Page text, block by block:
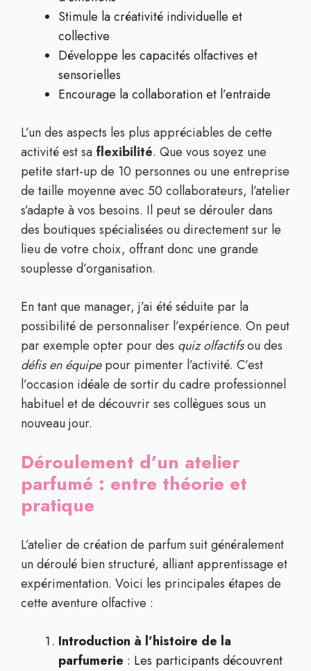
Stimule la créativité individuelle et
collective
Développe les capacités olfactives et
sensorielles
Encourage la collaboration et l’entraide
L’un des aspects les plus appréciables de cette
activité est sa flexibilité. Que vous soyez une
petite start-up de 10 personnes ou une entreprise
de taille moyenne avec 50 collaborateurs, l’atelier
s’adapte à vos besoins. Il peut se dérouler dans
des boutiques spécialisées ou directement sur le
lieu de votre choix, offrant donc une grande
souplesse d’organisation.
En tant que manager, j’ai été séduite par la
possibilité de personnaliser l’expérience. On peut
par exemple opter pour des quiz olfactifsou des
défis en équipepour pimenter l’activité. C’est
l’occasion idéale de sortir du cadre professionnel
habituel et de découvrir ses collègues sous un
nouveau jour.
Déroulement d’un atelier
parfumé : entre théorie et
pratique
L’atelier de création de parfum suit généralement
un déroulé bien structuré, alliant apprentissage et
expérimentation. Voici les principales étapes de
cette aventure olfactive :
Introduction à l’histoire de la
parfumerie : Les participants découvrent